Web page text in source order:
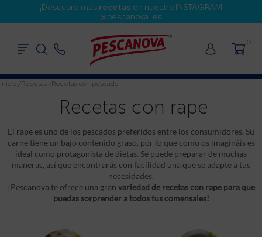
¡Descubre más recetas en nuestro INSTAGRAM
@pescanova_es
0
Inicio /Recetas /Recetas con pescado
Recetas con rape
El rape es uno de los pescados preferidos entre los consumidores. Su
carne tiene un bajo contenido graso, por lo que como os imagináis es
ideal como protagonista de dietas. Se puede preparar de muchas
maneras, así que encontrarás con facilidad una que se adapte a tus
necesidades.
¡Pescanova te ofrece una gran variedad de recetas con rape para que
puedas sorprender a todos tus comensales!